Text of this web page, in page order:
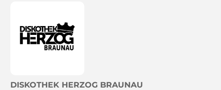
DISKOTHEK HERZOG BRAUNAU